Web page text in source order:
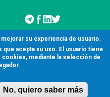
Ambiental
su experiencia de usuario.
que acepta su uso. El usuario tiene
cookies, mediante la selección de
No, quiero saber más